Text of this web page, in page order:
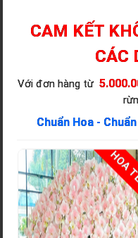
CAM KẾT
CÁC
Với đơn hàng từ
Chuẩn Hoa -
HOA